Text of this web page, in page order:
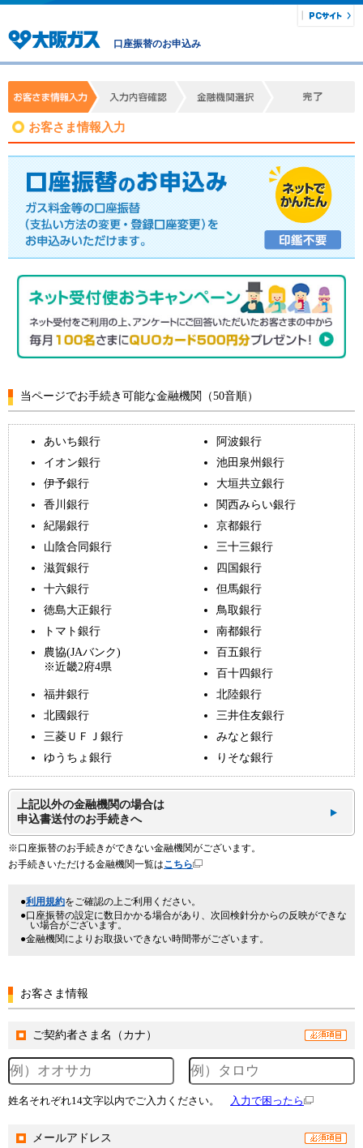
口座振替のお申込み
お客さま情報入力
当ページでお手続き可能な金融機関（50音順）
あいち銀行
阿波銀行
イオン銀行
池田泉州銀行
伊予銀行
大垣共立銀行
香川銀行
関西みらい銀行
紀陽銀行
京都銀行
山陰合同銀行
三十三銀行
滋賀銀行
四国銀行
十六銀行
但馬銀行
徳島大正銀行
鳥取銀行
トマト銀行
南都銀行
農協(JAバンク)
※近畿2府4県
百五銀行
百十四銀行
福井銀行
北陸銀行
北國銀行
三井住友銀行
三菱ＵＦＪ銀行
みなと銀行
ゆうちょ銀行
りそな銀行
上記以外の金融機関の場合は
申込書送付のお手続きへ
※口座振替のお手続きができない金融機関がございます。
お手続きいただける金融機関一覧はこちら
利用規約をご確認の上ご利用ください。
口座振替の設定に数日かかる場合があり、次回検針分からの反映ができな
い場合がございます。
金融機関によりお取扱いできない時間帯がございます。
お客さま情報
ご契約者さま名（カナ）
姓名それぞれ14文字以内でご入力ください。 入力で困ったら
メールアドレス